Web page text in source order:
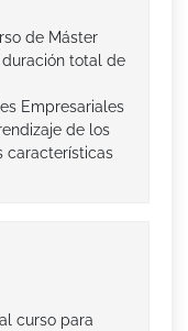
de Máster
total de
Empresariales
de los
características
al curso para